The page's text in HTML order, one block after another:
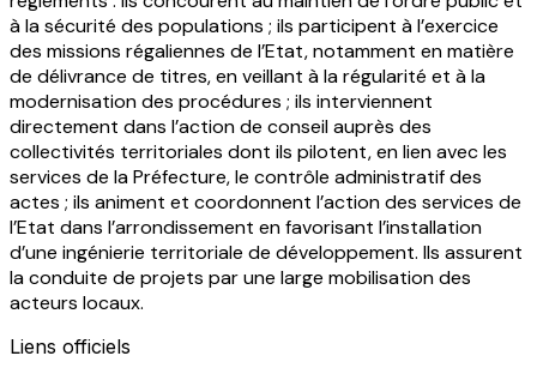
à la sécurité des populations ; ils participent à l’exercice
des missions régaliennes de l’Etat, notamment en matière
de délivrance de titres, en veillant à la régularité et à la
modernisation des procédures ; ils interviennent
directement dans l’action de conseil auprès des
collectivités territoriales dont ils pilotent, en lien avec les
services de la Préfecture, le contrôle administratif des
actes ; ils animent et coordonnent l’action des services de
l’Etat dans l’arrondissement en favorisant l’installation
d’une ingénierie territoriale de développement. Ils assurent
la conduite de projets par une large mobilisation des
acteurs locaux.
Liens officiels